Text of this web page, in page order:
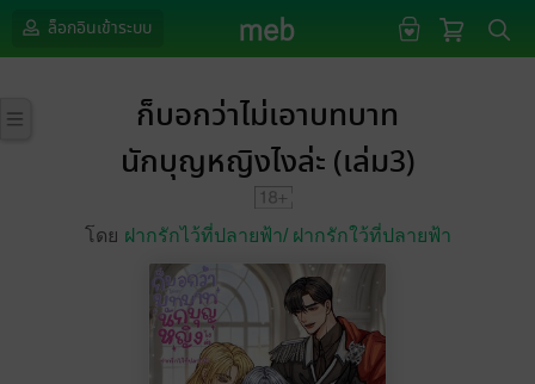
ล็อกอินเข้าระบบ
ก็บอกว่าไม่เอาบทบาท
นักบุญหญิงไงล่ะ (เล่ม3)
โดย ฝากรักไว้ที่ปลายฟ้า/ ฝากรักใว้ที่ปลายฟ้า